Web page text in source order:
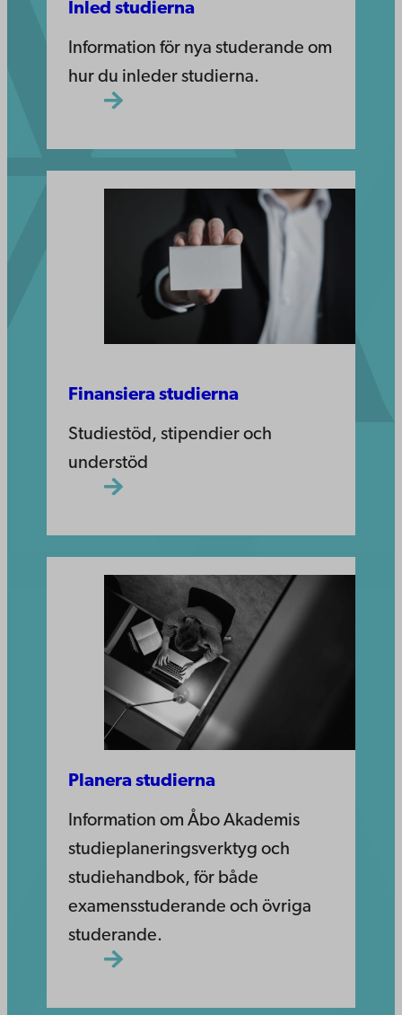
Inled studierna
Information för nya studerande om
hur du inleder studierna.
Finansiera studierna
Studiestöd, stipendier och
understöd
Planera studierna
Information om Åbo Akademis
studieplaneringsverktyg och
studiehandbok, för både
examensstuderande och övriga
studerande.